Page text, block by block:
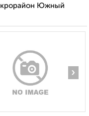
Южный
›